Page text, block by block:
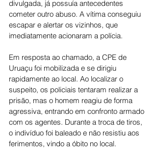
divulgada, já possuía antecedentes
cometer outro abuso. A vítima conseguiu
escapar e alertar os vizinhos, que
imediatamente acionaram a polícia.
Em resposta ao chamado, a CPE de
Uruaçu foi mobilizada e se dirigiu
rapidamente ao local. Ao localizar o
suspeito, os policiais tentaram realizar a
prisão, mas o homem reagiu de forma
agressiva, entrando em confronto armado
com os agentes. Durante a troca de tiros,
o indivíduo foi baleado e não resistiu aos
ferimentos, vindo a óbito no local.